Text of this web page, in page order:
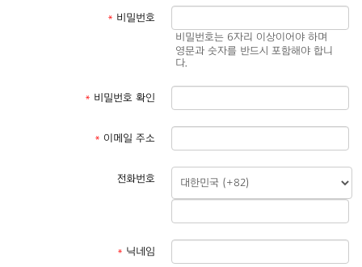
* 비밀번호
비밀번호는 6자리 이상이어야 하며
영문과 숫자를 반드시 포함해야 합니
다.
* 비밀번호 확인
* 이메일 주소
전화번호
* 닉네임